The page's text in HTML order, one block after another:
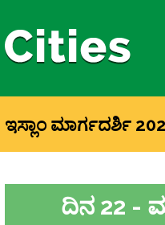
ಇಸ್ಲಾಂ ಮಾರ್ಗದರ್ಶಿ
ದಿನ 22 -